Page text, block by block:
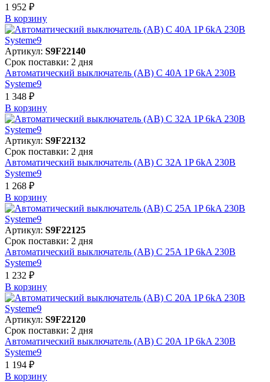
1 952 ₽
В корзинy
Артикул: S9F22140
Срок поставки: 2 дня
Автоматический выключатель (АВ) C 40A 1P 6kA 230В
Systeme9
1 348 ₽
В корзинy
Артикул: S9F22132
Срок поставки: 2 дня
Автоматический выключатель (АВ) C 32A 1P 6kA 230В
Systeme9
1 268 ₽
В корзинy
Артикул: S9F22125
Срок поставки: 2 дня
Автоматический выключатель (АВ) C 25A 1P 6kA 230В
Systeme9
1 232 ₽
В корзинy
Артикул: S9F22120
Срок поставки: 2 дня
Автоматический выключатель (АВ) C 20A 1P 6kA 230В
Systeme9
1 194 ₽
В корзинy